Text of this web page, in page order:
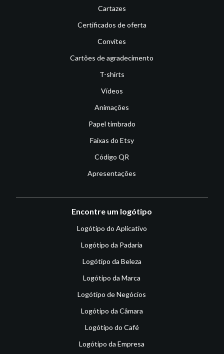
Cartazes
Certificados de oferta
Convites
Cartões de agradecimento
T-shirts
Vídeos
Animações
Papel timbrado
Faixas do Etsy
Código QR
Apresentações
Encontre um logótipo
Logótipo do Aplicativo
Logótipo da Padaria
Logótipo da Beleza
Logótipo da Marca
Logótipo de Negócios
Logótipo da Câmara
Logótipo do Café
Logótipo da Empresa